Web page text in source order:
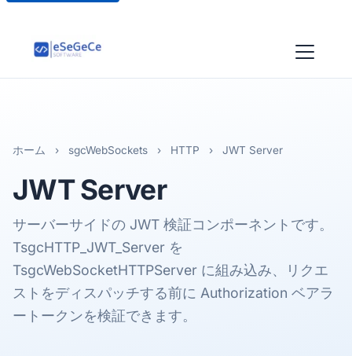
ホーム › sgcWebSockets › HTTP › JWT Server
JWTServer
サーバーサイドの JWT 検証コンポーネントです。
TsgcHTTP_JWT_Server を
TsgcWebSocketHTTPServer に組み込み、リクエ
ストをディスパッチする前に Authorization ベアラ
ートークンを検証できます。